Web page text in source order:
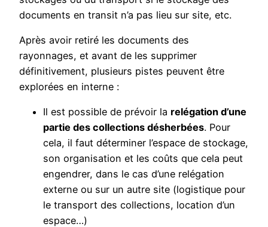
documents en transit n’a pas lieu sur site, etc.
Après avoir retiré les documents des
rayonnages, et avant de les supprimer
définitivement, plusieurs pistes peuvent être
explorées en interne :
Il est possible de prévoir la relégation d’une
partie des collections désherbées. Pour
cela, il faut déterminer l’espace de stockage,
son organisation et les coûts que cela peut
engendrer, dans le cas d’une relégation
externe ou sur un autre site (logistique pour
le transport des collections, location d’un
espace…)